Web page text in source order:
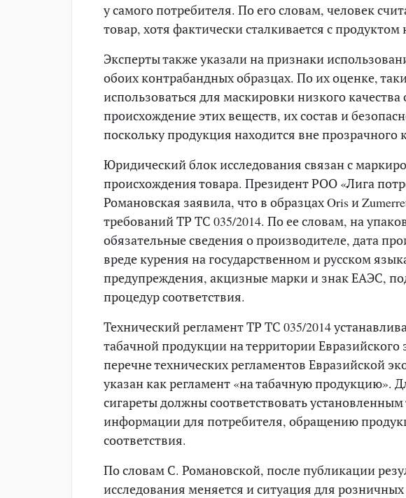
у самого потребителя. По его словам, человек
товар, хотя фактически сталкивается с продуктом
Эксперты также указали на признаки
обоих контрабандных образцах. По их оценке,
использоваться для маскировки низкого
происхождение этих веществ, их состав и
поскольку продукция находится вне прозрачного
Юридический блок исследования связан с
происхождения товара. Президент РОО «Лига
Романовская заявила, что в образцах Oris и
требований ТР ТС 035/2014. По ее словам, на
обязательные сведения о производителе, дата
вреде курения на государственном и русском
предупреждения, акцизные марки и знак ЕАЭС,
процедур соответствия.
Технический регламент ТР ТС 035/2014
табачной продукции на территории Евразийского
перечне технических регламентов Евразийской
указан как регламент «на табачную продукцию».
сигареты должны соответствовать
информации для потребителя, обращению
соответствия.
По словам С. Романовской, после публикации
исследования меняется и ситуация для